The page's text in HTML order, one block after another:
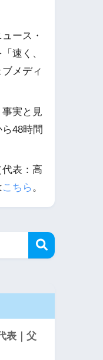
ース・
速く、
メディ
実と見
48時間
表：高
こちら。
表｜父